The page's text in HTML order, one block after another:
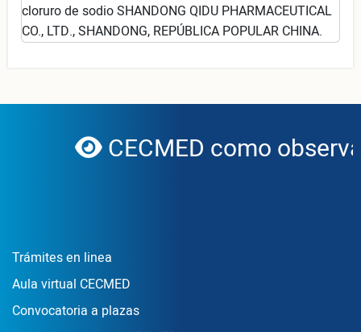
cloruro de sodio SHANDONG QIDU PHARMACEUTICAL
CO., LTD., SHANDONG, REPÚBLICA POPULAR CHINA.
globe
CECMED como
Enlace Footer1
Trámites en linea
Aula virtual CECMED
Convocatoria a plazas